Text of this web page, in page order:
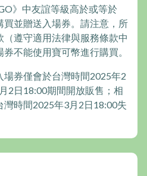
》中友誼等級高於或等於
買並贈送入場券。請注意，所
遵守適用法律與服務條款中
不能使用寶可幣進行購買。
場券僅會於台灣時間2025年2
2日18:00期間開放販售；相
時間2025年3月2日18:00失